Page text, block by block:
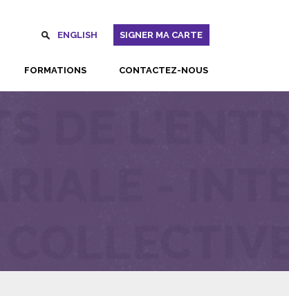
ENGLISH SIGNER MA CARTE
FORMATIONS CONTACTEZ-NOUS